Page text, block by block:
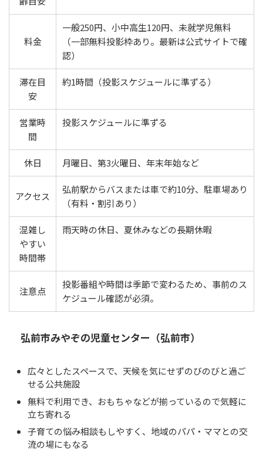
料金
一般250円、小中高生120円、未就学児無料
（一部無料投影枠あり。最新は公式サイトで確
認）
滞在目
安
約1時間（投影スケジュールに準ずる）
営業時
間
投影スケジュールに準ずる
休日 月曜日、第3火曜日、年末年始など
アクセス
弘前駅からバスまたは車で約10分、駐車場あり
（有料・割引あり）
混雑し
やすい
時間帯
雨天時の休日、夏休みなどの長期休暇
注意点
投影番組や時間は季節で変わるため、事前のス
ケジュール確認が必須。
弘前市みやぞの児童センター（弘前市）
広々としたスペースで、天候を気にせずのびのびと過ご
せる公共施設
無料で利用でき、おもちゃなどが揃っているので気軽に
立ち寄れる
子育ての悩み相談もしやすく、地域のパパ・ママとの交
流の場にもなる